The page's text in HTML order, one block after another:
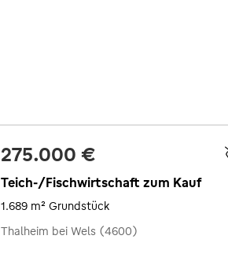
275.000 €
Teich-/Fischwirtschaft zum Kauf
1.689 m² Grundstück
Thalheim bei Wels (4600)